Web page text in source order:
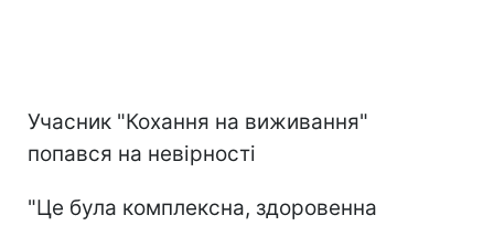
Учасник "Кохання на виживання"
попався на невірності
"Це була комплексна, здоровенна